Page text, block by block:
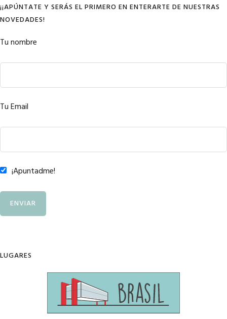
¡¡APÚNTATE Y SERÁS EL PRIMERO EN ENTERARTE DE NUESTRAS
NOVEDADES!
Tu nombre
Tu Email
¡Apuntadme!
LUGARES